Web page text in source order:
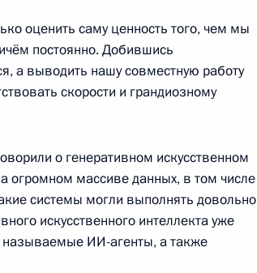
4
Израиля
оценить саму ценность того, чем мы
постоянно. Добившись
а выводить нашу совместную работу
скорости и грандиозному
о генеративном искусственном
огромном массиве данных, в том числе
системы могли выполнять довольно
искусственного интеллекта уже
называемые ИИ-агенты, а также